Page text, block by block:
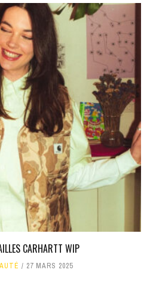
CARHARTT WIP
27 MARS 2025